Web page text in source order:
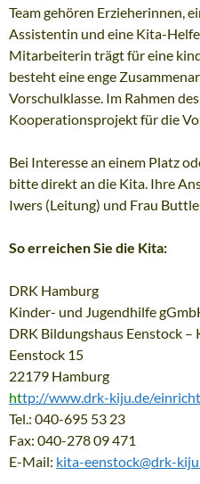
Team gehören Erzieherinnen,
Assistentin und eine Kita-
Mitarbeiterin trägt für eine
besteht eine enge
Vorschulklasse. Im Rahmen
Kooperationsprojekt für die
Bei Interesse an einem Platz
bitte direkt an die Kita. Ihre
Iwers (Leitung) und Frau
So erreichen Sie die Kita:
DRK Hamburg
Kinder- und Jugendhilfe
DRK Bildungshaus Eenstock –
Eenstock 15
22179 Hamburg
http://www.drk-kiju.de/
Tel.: 040-695 53 23
Fax: 040-278 09 471
E-Mail: kita-eenstock@drk-